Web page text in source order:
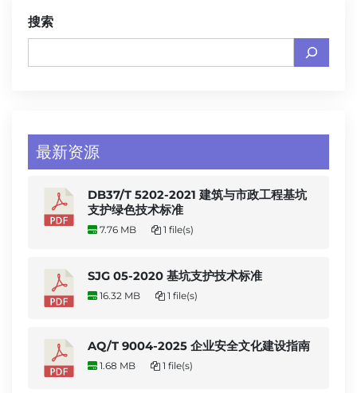
搜索
最新资源
DB37/T 5202-2021 建筑与市政工程基坑
支护绿色技术标准
7.76 MB 1 file(s)
SJG 05-2020 基坑支护技术标准
16.32 MB 1 file(s)
AQ/T 9004-2025 企业安全文化建设指南
1.68 MB 1 file(s)